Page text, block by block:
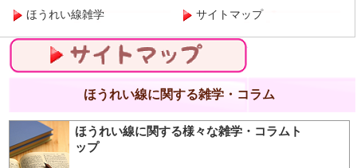
ほうれい線雑学 サイトマップ
ほうれい線に関する雑学・コラム
ほうれい線に関する様々な雑学・コラムト
ップ